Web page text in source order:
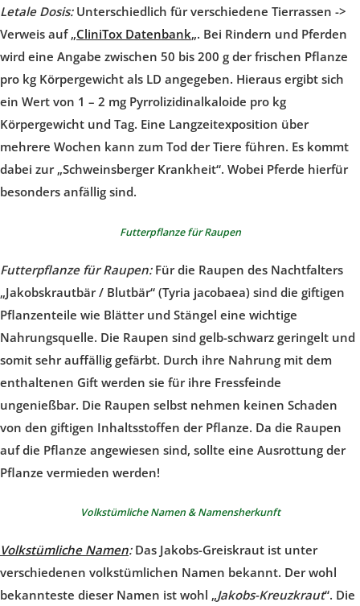
Letale Dosis: Unterschiedlich für verschiedene Tierrassen ->
Verweis auf „CliniTox Datenbank„. Bei Rindern und Pferden
wird eine Angabe zwischen 50 bis 200 g der frischen Pflanze
pro kg Körpergewicht als LD angegeben. Hieraus ergibt sich
ein Wert von 1 – 2 mg Pyrrolizidinalkaloide pro kg
Körpergewicht und Tag. Eine Langzeitexposition über
mehrere Wochen kann zum Tod der Tiere führen. Es kommt
dabei zur „Schweinsberger Krankheit“. Wobei Pferde hierfür
besonders anfällig sind.
Futterpflanze für Raupen
Futterpflanze für Raupen:Für die Raupen des Nachtfalters
„Jakobskrautbär / Blutbär“ (Tyria jacobaea) sind die giftigen
Pflanzenteile wie Blätter und Stängel eine wichtige
Nahrungsquelle. Die Raupen sind gelb-schwarz geringelt und
somit sehr auffällig gefärbt. Durch ihre Nahrung mit dem
enthaltenen Gift werden sie für ihre Fressfeinde
ungenießbar. Die Raupen selbst nehmen keinen Schaden
von den giftigen Inhaltsstoffen der Pflanze. Da die Raupen
auf die Pflanze angewiesen sind, sollte eine Ausrottung der
Pflanze vermieden werden!
Volkstümliche Namen & Namensherkunft
Volkstümliche Namen:Das Jakobs-Greiskraut ist unter
verschiedenen volkstümlichen Namen bekannt. Der wohl
bekannteste dieser Namen ist wohl „Jakobs-Kreuzkraut“. Die